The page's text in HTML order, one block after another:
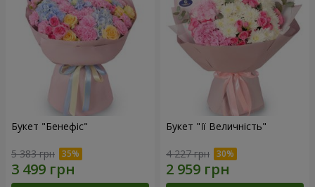
Букет "Бенефіс"
5 383 грн
Букет "Її Величність"
4 227 грн